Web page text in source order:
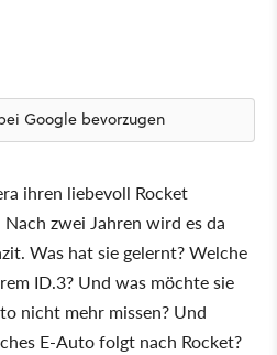
Google bevorzugen
ihren liebevoll Rocket
zwei Jahren wird es da
Was hat sie gelernt? Welche
ID.3? Und was möchte sie
nicht mehr missen? Und
E-Auto folgt nach Rocket?